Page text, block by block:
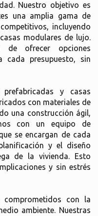
Nuestro objetivo es
una amplia gama de
incluyendo
modulares de lujo.
de ofrecer opciones
cada presupuesto, sin
y casas
con materiales de
una construcción ágil,
con un equipo de
se encargan de cada
y el diseño
de la vivienda. Esto
y sin estrés
comprometidos con la
ambiente. Nuestras